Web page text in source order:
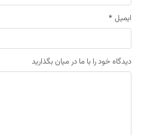
ایمیل *
دیدگاه خود را با ما در میان بگذارید